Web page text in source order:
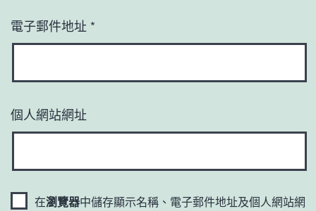
電子郵件地址 *
個人網站網址
在瀏覽器中儲存顯示名稱、電子郵件地址及個人網站網